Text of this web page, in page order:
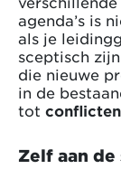
agenda’s is
als je
sceptisch
die nieuwe
in de
tot conflicten
Zelf aan de